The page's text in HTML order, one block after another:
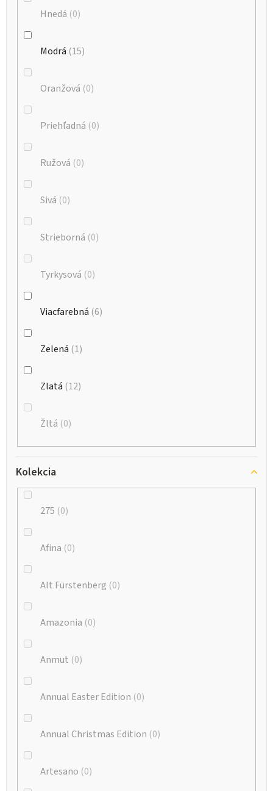
Hnedá 0
Modrá 15
Oranžová 0
Priehľadná 0
Ružová 0
Sivá 0
Strieborná 0
Tyrkysová 0
Viacfarebná 6
Zelená 1
Zlatá 12
Žltá 0
Kolekcia
275 0
Afina 0
Alt Fürstenberg 0
Amazonia 0
Anmut 0
Annual Easter Edition 0
Annual Christmas Edition 0
Artesano 0